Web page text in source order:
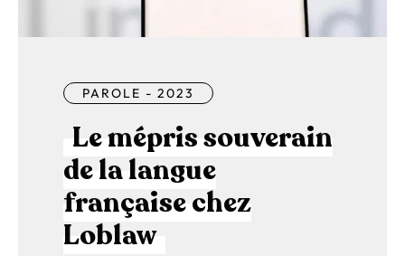
PAROLE - 2023
Le mépris souverain
de la langue
française chez
Loblaw